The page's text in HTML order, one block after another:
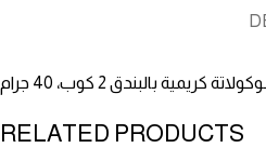
بالبندق 2 كوب، 40 جرام
RELATED PRODUCTS